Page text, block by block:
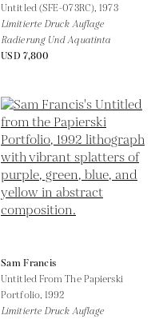
Untitled (SFE-073RC),1973
Limitierte Druck Auflage
Radierung Und Aquatinta
USD 7,800
Sam Francis
Untitled From The Papierski
Portfolio,1992
Limitierte Druck Auflage